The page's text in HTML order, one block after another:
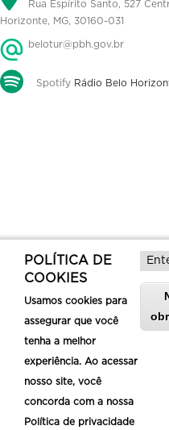
Rua Espírito Santo, 527
Horizonte, MG, 30160-031
belotur@pbh.gov.br
Spotify Rádio Belo
Sobre a Belotur
POLÍTICA DE
COOKIES
Usamos cookies para
assegurar que você
tenha a melhor
experiência. Ao acessar
nosso site, você
concorda com a nossa
Política de privacidade